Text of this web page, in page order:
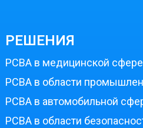
РЕШЕНИЯ
PCBA в медицинской сфере
PCBA в области
PCBA в автомобильной
PCBA в области